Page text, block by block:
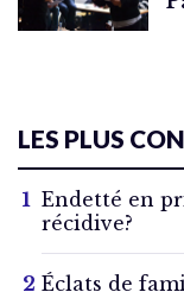
LES PLUS
Endetté en
récidive?
Éclats de